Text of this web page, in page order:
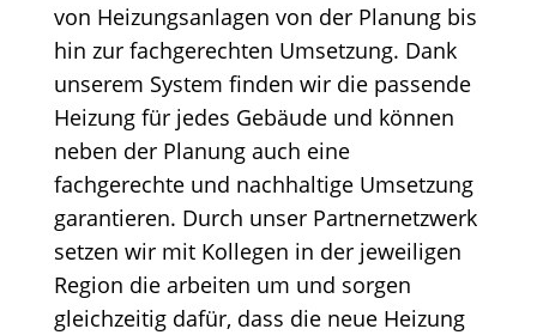
von Heizungsanlagen von der Planung bis
hin zur fachgerechten Umsetzung. Dank
unserem System finden wir die passende
Heizung für jedes Gebäude und können
neben der Planung auch eine
fachgerechte und nachhaltige Umsetzung
garantieren. Durch unser Partnernetzwerk
setzen wir mit Kollegen in der jeweiligen
Region die arbeiten um und sorgen
gleichzeitig dafür, dass die neue Heizung